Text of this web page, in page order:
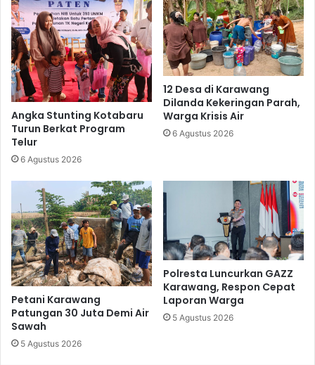
Angka Stunting Kotabaru
Turun Berkat Program
Telur
6 Agustus 2026
12 Desa di Karawang
Dilanda Kekeringan Parah,
Warga Krisis Air
6 Agustus 2026
Petani Karawang
Patungan 30 Juta Demi Air
Sawah
5 Agustus 2026
Polresta Luncurkan GAZZ
Karawang, Respon Cepat
Laporan Warga
5 Agustus 2026